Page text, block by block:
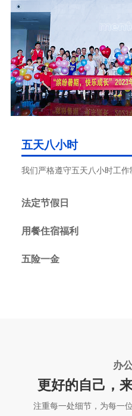
五天八小时
我们严格遵守五天八小时工作
法定节假日
用餐住宿福利
五险一金
办
更好的自己，
注重每一处细节，为每一